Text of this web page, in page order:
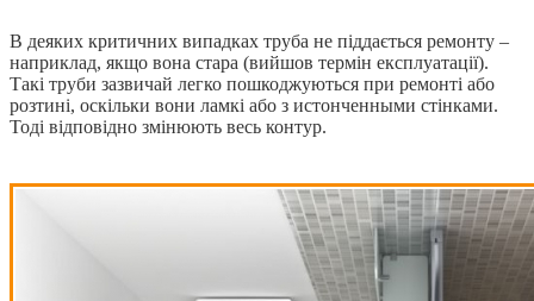
В деяких критичних випадках труба не піддається ремонту –
наприклад, якщо вона стара (вийшов термін експлуатації).
Такі труби зазвичай легко пошкоджуються при ремонті або
розтині, оскільки вони ламкі або з истонченными стінками.
Тоді відповідно змінюють весь контур.